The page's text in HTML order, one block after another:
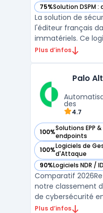
75%Solution DSPM
— voir Daspren
La solution de
l'éditeur français
immatériels. Ce
focalise sur la
gardant un
Plus d’infos
Palo
des
4.7
100%Solutions EPP
endpoints
— voir Palo Alto
100%Logiciels de
d'Attaque
— voir Palo Alto
90%Logiciels NDR /
— voir Palo Alto
Comparatif
notre classement
de cybersécurité
SIEM, XDR. ...
Plus d’infos